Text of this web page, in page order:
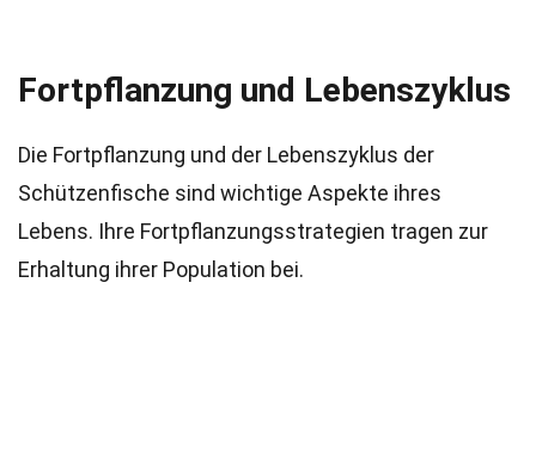
Fortpflanzung und Lebenszyklus
Die Fortpflanzung und der Lebenszyklus der
Schützenfische sind wichtige Aspekte ihres
Lebens. Ihre Fortpflanzungsstrategien tragen zur
Erhaltung ihrer Population bei.